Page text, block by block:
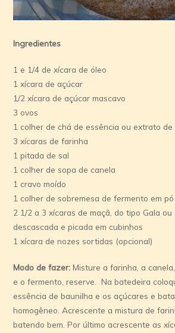
Ingredientes
1 e 1/4 de xícara de óleo
1 xícara de açúcar
1/2 xícara de açúcar mascavo
3 ovos
1 colher de chá de essência ou extrato de
3 xícaras de farinha
1 pitada de sal
1 colher de sopa de canela
1 cravo moído
1 colher de sobremesa de fermento em pó
2 1/2 a 3 xícaras de maçã, do tipo Gala ou
descascada e picada em cubinhos
1 xícara de nozes sortidas (opcional)
Modo de fazer:Misture a farinha, a
e o fermento, reserve. Na batedeira
essência de baunilha e os açúcares e
homogêneo. Acrescente a mistura de
batendo bem. Por último acrescente as